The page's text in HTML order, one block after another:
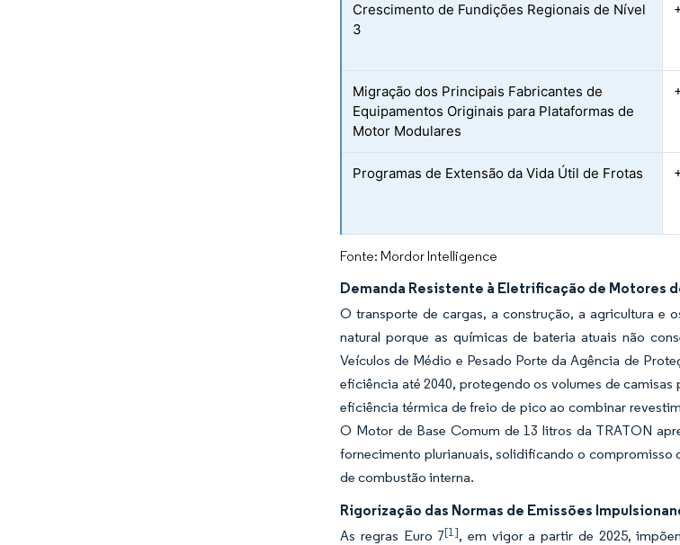
Crescimento de Fundições Regionais de Nível
3
Migração dos Principais Fabricantes de
Equipamentos Originais para Plataformas de
Motor Modulares
Programas de Extensão da Vida Útil de Frotas
Fonte: Mordor Intelligence
Demanda Resistente à Eletrificação de Motores
O transporte de cargas, a construção, a agricultura e
natural porque as químicas de bateria atuais não
Veículos de Médio e Pesado Porte da Agência de
eficiência até 2040, protegendo os volumes de camisas
eficiência térmica de freio de pico ao combinar
O Motor de Base Comum de 13 litros da TRATON
fornecimento plurianuais, solidificando o
de combustão interna.
Rigorização das Normas de Emissões
As regras Euro 7[1], em vigor a partir de 2025,